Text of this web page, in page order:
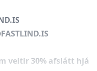
veitir 30% afslátt hjá